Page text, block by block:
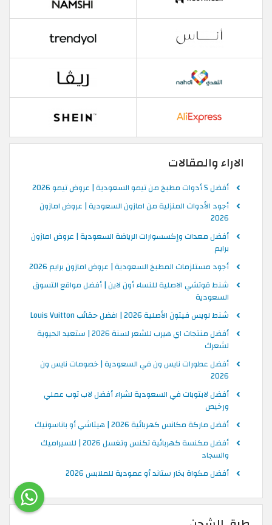
الاراء والمقالات
أفضل 5 أدوات مطبخ من تيمو السعودية | عروض تيمو 2026
أجود الأدوات المنزلية من امازون السعودية | عروض امازون
2026
أفضل معدات وإكسسوارات الرياضة السعودية | عروض امازون
برايم
أجود مستلزمات المطبخ السعودية | عروض امازون برايم 2026
شنط قوتشي الاصلية للنساء أون لاين | أفضل مواقع التسوق
السعودية
شنط لويس فيتون الأصلية 2026 | افضل حقائب Louis Vuitton
أفضل منتجات اي هيرب للشعر لسنة 2026 | ستعيد الحيوية
لشعرك
أفضل عطورات نايس ون في السعودية | خصومات نايس ون
2026
أفضل لابتوبات في السعودية لشراء أفضل لاب توب عملي
ورخيص
أفضل ماركة مكانس كهربائية 2026 | هيتاشي أو باناسونيك
أفضل مكنسة كهربائية تكنس وتغسل 2026 | للسيراميك
والسجاد
أفضل مكواة بخار ستاند أو عمودية للملابس 2026